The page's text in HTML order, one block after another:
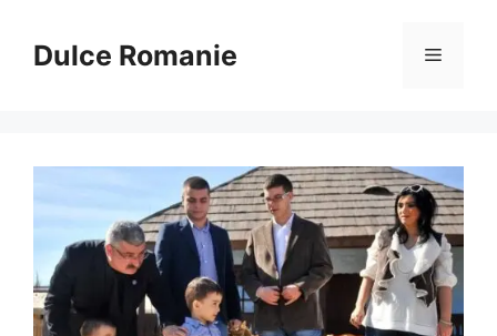
conținutDulce Romanie Meniu